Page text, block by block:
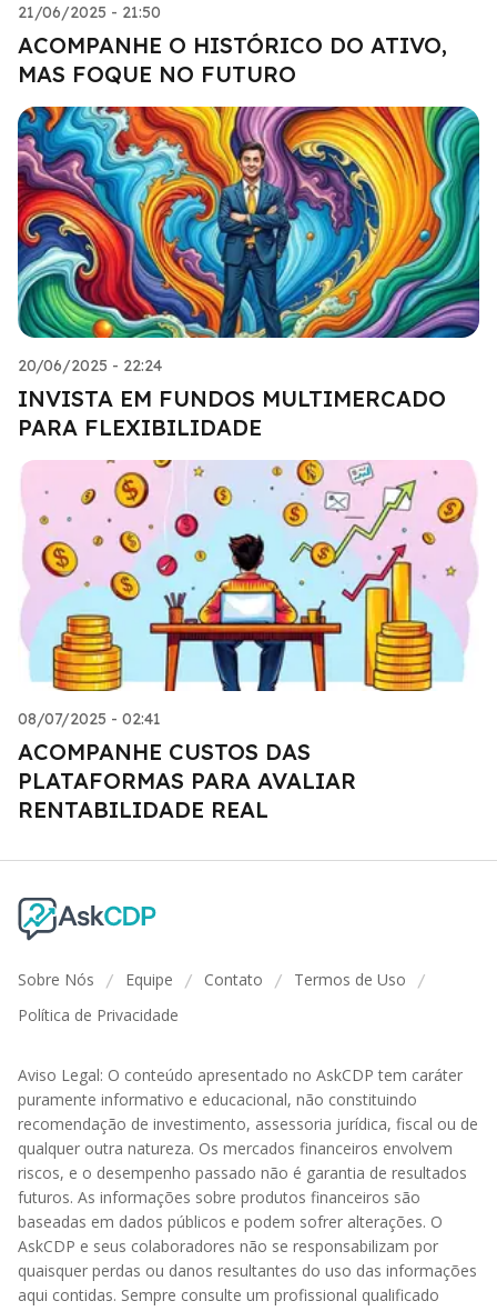
21/06/2025 - 21:50
ACOMPANHE O HISTÓRICO DO ATIVO,
MAS FOQUE NO FUTURO
20/06/2025 - 22:24
INVISTA EM FUNDOS MULTIMERCADO
PARA FLEXIBILIDADE
08/07/2025 - 02:41
ACOMPANHE CUSTOS DAS
PLATAFORMAS PARA AVALIAR
RENTABILIDADE REAL
Sobre Nós / Equipe / Contato / Termos de Uso /
Política de Privacidade
Aviso Legal: O conteúdo apresentado no AskCDP tem caráter
puramente informativo e educacional, não constituindo
recomendação de investimento, assessoria jurídica, fiscal ou de
qualquer outra natureza. Os mercados financeiros envolvem
riscos, e o desempenho passado não é garantia de resultados
futuros. As informações sobre produtos financeiros são
baseadas em dados públicos e podem sofrer alterações. O
AskCDP e seus colaboradores não se responsabilizam por
quaisquer perdas ou danos resultantes do uso das informações
aqui contidas. Sempre consulte um profissional qualificado